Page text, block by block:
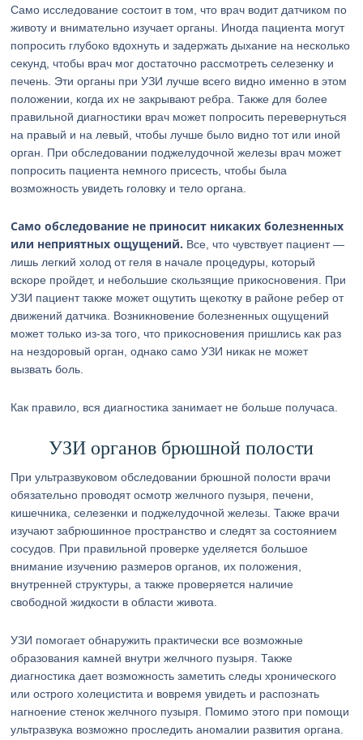
Само исследование состоит в том, что врач водит датчиком по
животу и внимательно изучает органы. Иногда пациента могут
попросить глубоко вдохнуть и задержать дыхание на несколько
секунд, чтобы врач мог достаточно рассмотреть селезенку и
печень. Эти органы при УЗИ лучше всего видно именно в этом
положении, когда их не закрывают ребра. Также для более
правильной диагностики врач может попросить перевернуться
на правый и на левый, чтобы лучше было видно тот или иной
орган. При обследовании поджелудочной железы врач может
попросить пациента немного присесть, чтобы была
возможность увидеть головку и тело органа.
Само обследование не приносит никаких болезненных
или неприятных ощущений. Все, что чувствует пациент —
лишь легкий холод от геля в начале процедуры, который
вскоре пройдет, и небольшие скользящие прикосновения. При
УЗИ пациент также может ощутить щекотку в районе ребер от
движений датчика. Возникновение болезненных ощущений
может только из-за того, что прикосновения пришлись как раз
на нездоровый орган, однако само УЗИ никак не может
вызвать боль.
Как правило, вся диагностика занимает не больше получаса.
УЗИ органов брюшной полости
При ультразвуковом обследовании брюшной полости врачи
обязательно проводят осмотр желчного пузыря, печени,
кишечника, селезенки и поджелудочной железы. Также врачи
изучают забрюшинное пространство и следят за состоянием
сосудов. При правильной проверке уделяется большое
внимание изучению размеров органов, их положения,
внутренней структуры, а также проверяется наличие
свободной жидкости в области живота.
УЗИ помогает обнаружить практически все возможные
образования камней внутри желчного пузыря. Также
диагностика дает возможность заметить следы хронического
или острого холецистита и вовремя увидеть и распознать
нагноение стенок желчного пузыря. Помимо этого при помощи
ультразвука возможно проследить аномалии развития органа.